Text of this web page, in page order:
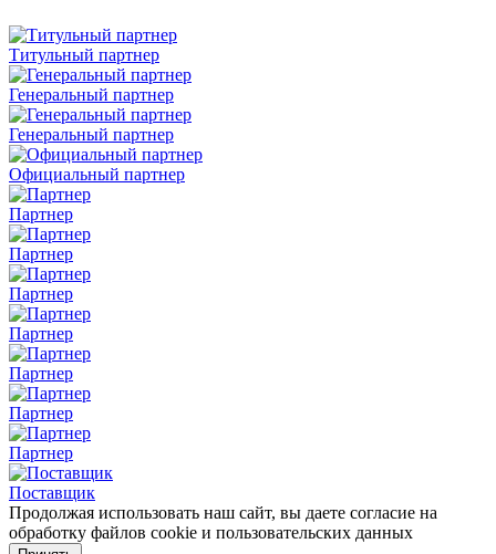
Титульный партнер
Генеральный партнер
Генеральный партнер
Официальный партнер
Партнер
Партнер
Партнер
Партнер
Партнер
Партнер
Партнер
Поставщик
Продолжая использовать наш сайт, вы даете согласие на
обработку файлов cookie и пользовательских данных